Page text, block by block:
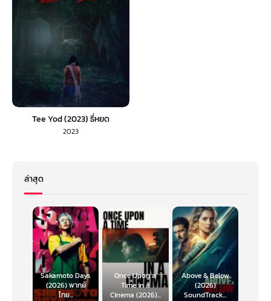
Tee Yod (2023) ธี่หยด
2023
ล่าสุด
Sakamoto Days
(2026) พากย์
ไทย...
Once Upon a
Time in a
Cinema (2026)...
Above & Below
(2026)
SoundTrack...